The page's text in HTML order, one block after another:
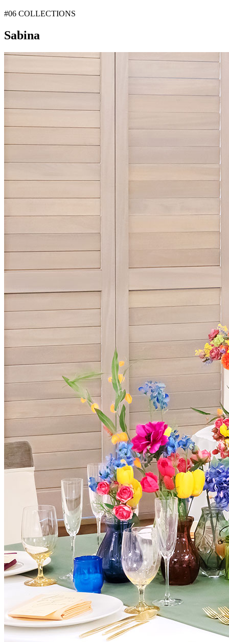
#06 COLLECTIONS
Sabina